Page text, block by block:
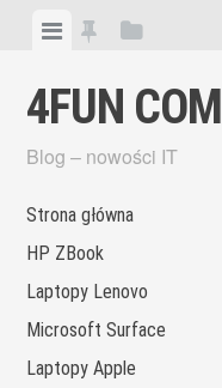
Skip
content
ViewView
posts
View
4FUN
Blog – nowości IT
Strona główna
HP ZBook
Laptopy Lenovo
Microsoft Surface
Laptopy Apple